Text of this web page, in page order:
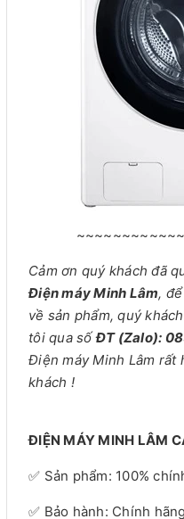
Cảm ơn quý khách đã
Điện máy Minh Lâm,
về sản phẩm, quý
tôi qua sốĐT (Zalo):
Điện máy Minh Lâm rất
khách !
ĐIỆN MÁY MINH LÂM
✅ Sản phẩm: 100%
✅ Bảo hành: Chính hãng